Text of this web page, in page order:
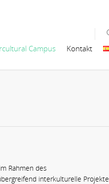
Campus Kontakt
Rahmen des
interkulturelle Projekte